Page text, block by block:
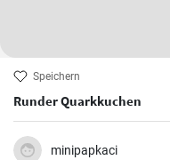
Speichern
Runder Quarkkuchen
minipapkaci